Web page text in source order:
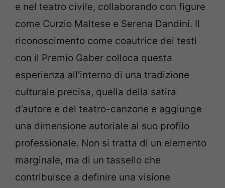
e nel teatro civile, collaborando con figure
come Curzio Maltese e Serena Dandini. Il
riconoscimento come coautrice dei testi
con il Premio Gaber colloca questa
esperienza all’interno di una tradizione
culturale precisa, quella della satira
d’autore e del teatro-canzone e aggiunge
una dimensione autoriale al suo profilo
professionale. Non si tratta di un elemento
marginale, ma di un tassello che
contribuisce a definire una visione